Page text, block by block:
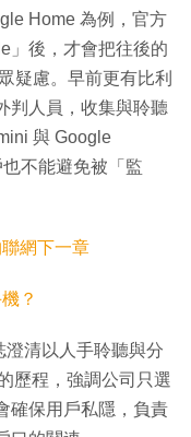
Home 為例，官方
」後，才會把往後的
疑慮。早前更有比利
判人員，收集與聆聽
與 Google
不能避免被「監
網下一章
？
清以人手聆聽與分
歷程，強調公司只選
確保用戶私隱，負責